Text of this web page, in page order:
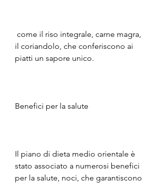
il coriandolo, che conferiscono ai
piatti un sapore unico.
Benefici per la salute
Il piano di dieta medio orientale è
stato associato a numerosi benefici
per la salute, noci, che garantiscono